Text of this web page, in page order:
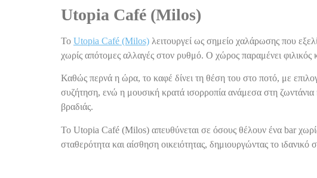
Utopia Café (Milos)
Το Utopia Café (Milos) λειτουργεί ως σημείο χαλάρωσης που
χωρίς απότομες αλλαγές στον ρυθμό. Ο χώρος παραμένει φιλικός
Καθώς περνά η ώρα, το καφέ δίνει τη θέση του στο ποτό, με
συζήτηση, ενώ η μουσική κρατά ισορροπία ανάμεσα στη ζωντάνια
βραδιάς.
Το Utopia Café (Milos) απευθύνεται σε όσους θέλουν ένα bar
σταθερότητα και αίσθηση οικειότητας, δημιουργώντας το ιδανικό